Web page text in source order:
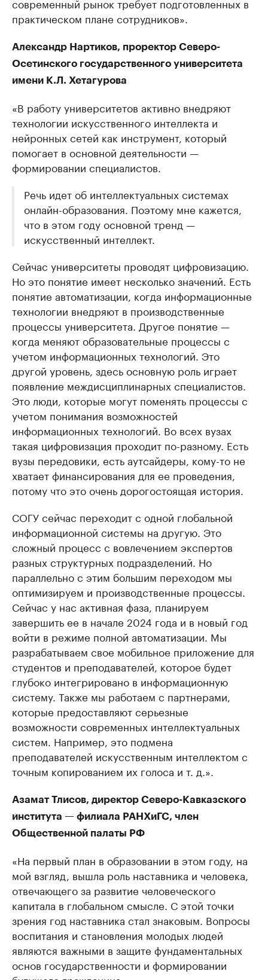
практическом плане сотрудников».
Александр Нартиков, проректор Северо-
Осетинского государственного университета
имени К.Л. Хетагурова
«В работу университетов активно внедряют
технологии искусственного интеллекта и
нейронных сетей как инструмент, который
помогает в основной деятельности —
формировании специалистов.
Речь идет об интеллектуальных системах
онлайн-образования. Поэтому мне кажется,
что в этом году основной тренд —
искусственный интеллект.
Сейчас университеты проводят цифровизацию.
Но это понятие имеет несколько значений. Есть
понятие автоматизации, когда информационные
технологии внедряют в производственные
процессы университета. Другое понятие —
когда меняют образовательные процессы с
учетом информационных технологий. Это
другой уровень, здесь основную роль играет
появление междисциплинарных специалистов.
Это люди, которые могут поменять процессы с
учетом понимания возможностей
информационных технологий. Во всех вузах
такая цифровизация проходит по-разному. Есть
вузы передовики, есть аутсайдеры, кому-то не
хватает финансирования для ее проведения,
потому что это очень дорогостоящая история.
СОГУ сейчас переходит с одной глобальной
информационной системы на другую. Это
сложный процесс с вовлечением экспертов
разных структурных подразделений. Но
параллельно с этим большим переходом мы
оптимизируем и производственные процессы.
Сейчас у нас активная фаза, планируем
завершить ее в начале 2024 года и в новый год
войти в режиме полной автоматизации. Мы
разрабатываем свое мобильное приложение для
студентов и преподавателей, которое будет
глубоко интегрировано в информационную
систему. Также мы работаем с партнерами,
которые предоставляют серьезные
возможности современных интеллектуальных
систем. Например, это подмена
преподавателей искусственным интеллектом с
точным копированием их голоса и т. д.».
Азамат Тлисов, директор Северо-Кавказского
института — филиала РАНХиГС, член
Общественной палаты РФ
«На первый план в образовании в этом году, на
мой взгляд, вышла роль наставника и человека,
отвечающего за развитие человеческого
капитала в глобальном смысле. С этой точки
зрения год наставника стал знаковым. Вопросы
воспитания и становления молодых людей
являются важными в защите фундаментальных
основ государственности и формировании